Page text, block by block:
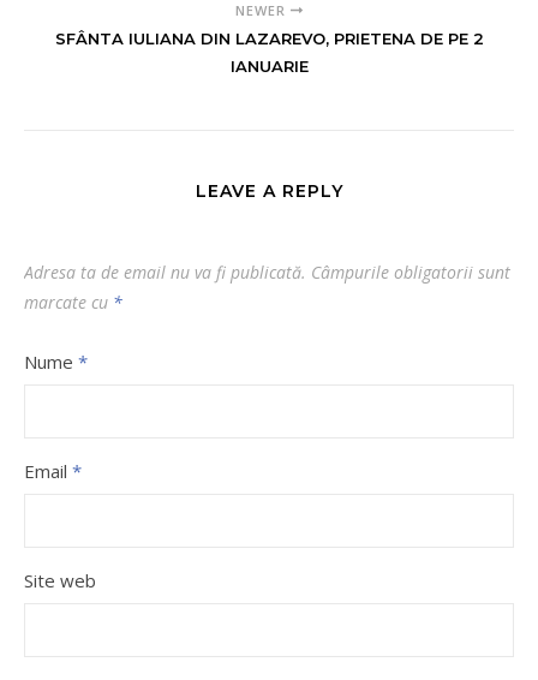
NEWER
SFÂNTA IULIANA DIN LAZAREVO, PRIETENA DE PE 2
IANUARIE
LEAVE A REPLY
Adresa ta de email nu va fi publicată. Câmpurile obligatorii sunt
marcate cu *
Nume *
Email *
Site web